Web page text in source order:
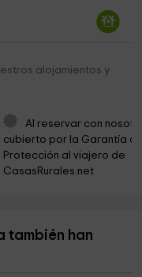
3,6 km
7,7 km
10,8 km
alojamientos y
Al reservar con
cubierto por la Garantía
Protección al viajero de
CasasRurales.net
también han